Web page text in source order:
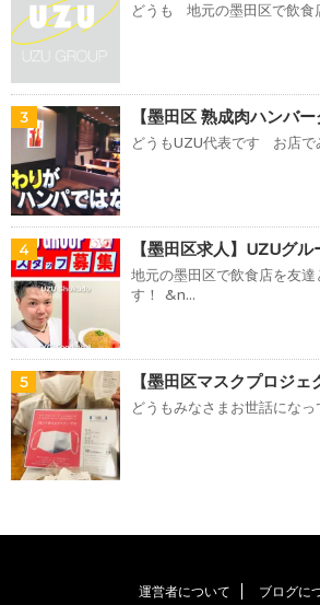
どうも 地元の墨田区で飲食
3 【墨田区 熟成肉ハンバ
どうもUZU代表です お店で
4 【墨田区求人】UZUグ
地元の墨田区で飲食店を友
す！ &n...
5 【墨田区マスクプロジ
どうもみなさまお世話にな
運営者について ブログに